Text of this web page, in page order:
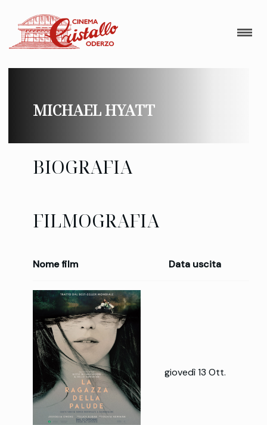
MICHAEL HYATT
BIOGRAFIA
FILMOGRAFIA
Nome film Data uscita
giovedì 13 Ott.